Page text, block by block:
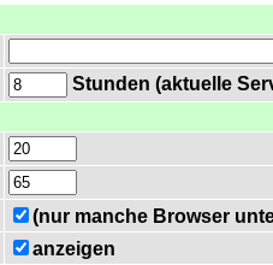
Stunden (aktuelle
(nur manche Browser
anzeigen